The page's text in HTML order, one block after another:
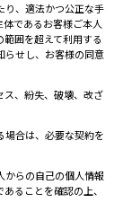
り、適法かつ公正な手
であるお客様ご本人
囲を超えて利用する
らせし、お客様の同意
ス、紛失、破壊、改ざ
場合は、必要な契約を
からの自己の個人情報
ることを確認の上、